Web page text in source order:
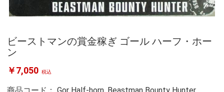
ビーストマンの賞金稼ぎ ゴール ハーフ・ホー
ン
￥7,050 税込